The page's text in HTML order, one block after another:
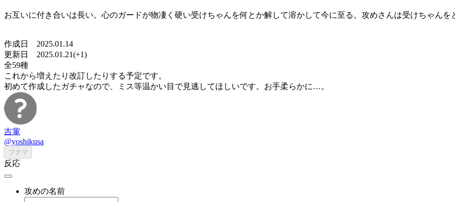
お互いに付き合いは長い。心のガードが物凄く硬い受けちゃんを何とか解して溶かして今に至る。攻めさんは受けちゃんを
作成日 2025.01.14
更新日 2025.01.21(+1)
全59種
これから増えたり改訂したりする予定です。
初めて作成したガチャなので、ミス等温かい目で見逃してほしいです。お手柔らかに…。
吉葷
@yoshikusa
ブクマ
反応
攻めの名前